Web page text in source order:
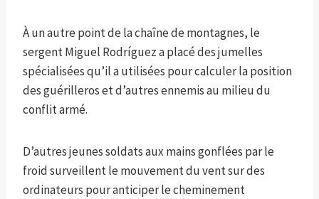
À un autre point de la chaîne de montagnes, le
sergent Miguel Rodríguez a placé des jumelles
spécialisées qu’il a utilisées pour calculer la position
des guérilleros et d’autres ennemis au milieu du
conflit armé.
D’autres jeunes soldats aux mains gonflées par le
froid surveillent le mouvement du vent sur des
ordinateurs pour anticiper le cheminement